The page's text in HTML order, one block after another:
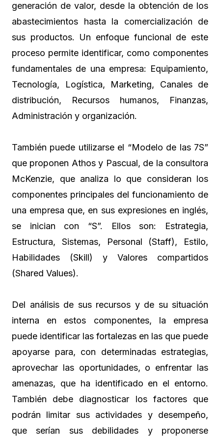
generación de valor, desde la obtención de los
abastecimientos hasta la comercialización de
sus productos. Un enfoque funcional de este
proceso permite identificar, como componentes
fundamentales de una empresa: Equipamiento,
Tecnología, Logística, Marketing, Canales de
distribución, Recursos humanos, Finanzas,
Administración y organización.
También puede utilizarse el “Modelo de las 7S”
que proponen Athos y Pascual, de la consultora
McKenzie, que analiza lo que consideran los
componentes principales del funcionamiento de
una empresa que, en sus expresiones en inglés,
se inician con “S”. Ellos son: Estrategia,
Estructura, Sistemas, Personal (Staff), Estilo,
Habilidades (Skill) y Valores compartidos
(Shared Values).
Del análisis de sus recursos y de su situación
interna en estos componentes, la empresa
puede identificar las fortalezas en las que puede
apoyarse para, con determinadas estrategias,
aprovechar las oportunidades, o enfrentar las
amenazas, que ha identificado en el entorno.
También debe diagnosticar los factores que
podrán limitar sus actividades y desempeño,
que serían sus debilidades y proponerse